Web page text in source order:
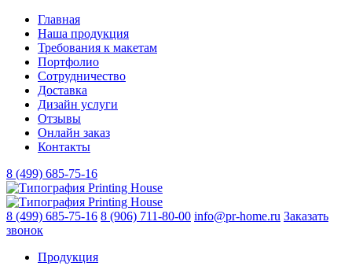
Главная
Наша продукция
Требования к макетам
Портфолио
Сотрудничество
Доставка
Дизайн услуги
Отзывы
Онлайн заказ
Контакты
8 (499) 685-75-16
8 (499) 685-75-16 8 (906) 711-80-00 info@pr-home.ru Заказать
звонок
Продукция